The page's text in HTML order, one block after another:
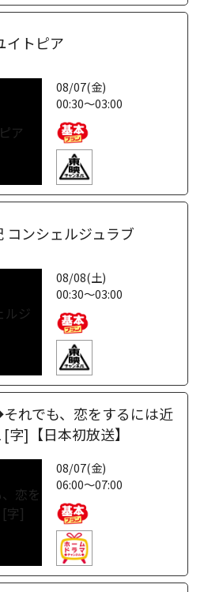
イトピア
08/07(金)
00:30～03:00
コンシェルジュラブ
08/08(土)
00:30～03:00
それでも、恋をするには近
字]【日本初放送】
08/07(金)
06:00～07:00